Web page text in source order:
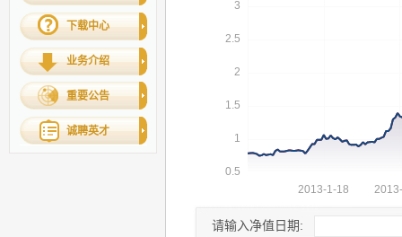
下载中心
业务介绍
重要公告
诚聘英才
请输入净值日期: